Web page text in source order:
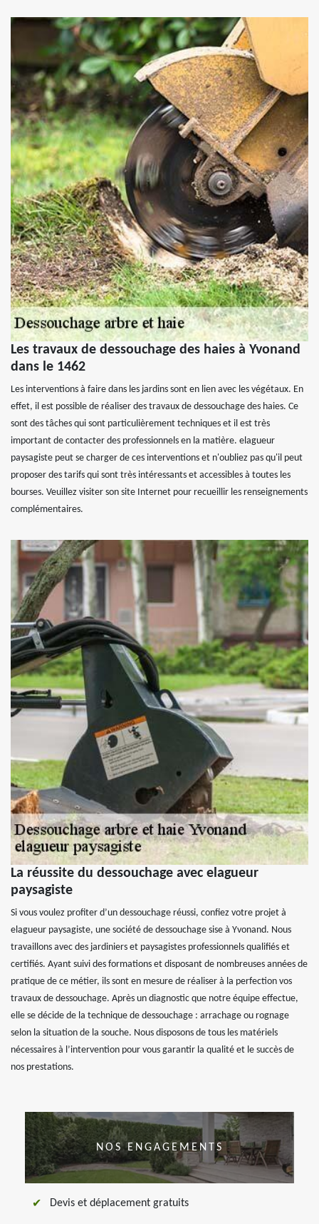
Les travaux de dessouchage des haies à Yvonand
dans le 1462
Les interventions à faire dans les jardins sont en lien avec les végétaux. En
effet, il est possible de réaliser des travaux de dessouchage des haies. Ce
sont des tâches qui sont particulièrement techniques et il est très
important de contacter des professionnels en la matière. elagueur
paysagiste peut se charger de ces interventions et n'oubliez pas qu'il peut
proposer des tarifs qui sont très intéressants et accessibles à toutes les
bourses. Veuillez visiter son site Internet pour recueillir les renseignements
complémentaires.
La réussite du dessouchage avec elagueur
paysagiste
Si vous voulez profiter d’un dessouchage réussi, confiez votre projet à
elagueur paysagiste, une société de dessouchage sise à Yvonand. Nous
travaillons avec des jardiniers et paysagistes professionnels qualifiés et
certifiés. Ayant suivi des formations et disposant de nombreuses années de
pratique de ce métier, ils sont en mesure de réaliser à la perfection vos
travaux de dessouchage. Après un diagnostic que notre équipe effectue,
elle se décide de la technique de dessouchage : arrachage ou rognage
selon la situation de la souche. Nous disposons de tous les matériels
nécessaires à l’intervention pour vous garantir la qualité et le succès de
nos prestations.
NOS ENGAGEMENTS
Devis et déplacement gratuits